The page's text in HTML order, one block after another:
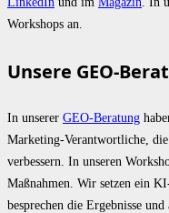
Workshops an.
Unsere GEO-
In unserer GEO-Beratung
Marketing-Verantwortliche,
verbessern. In unseren
Maßnahmen. Wir setzen ein
besprechen die Ergebnisse